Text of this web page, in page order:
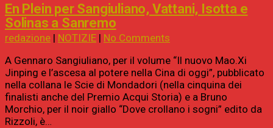
En Plein per Sangiuliano, Vattani, Isotta e
Solinas a Sanremo
redazione | NOTIZIE | No Comments
A Gennaro Sangiuliano, per il volume “Il nuovo Mao.Xi
Jinping e l’ascesa al potere nella Cina di oggi”, pubblicato
nella collana le Scie di Mondadori (nella cinquina dei
finalisti anche del Premio Acqui Storia) e a Bruno
Morchio, per il noir giallo “Dove crollano i sogni” edito da
Rizzoli, è…